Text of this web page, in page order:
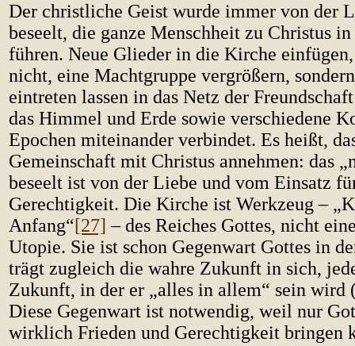
Der christliche Geist wurde immer von der
beseelt, die ganze Menschheit zu Christus
führen. Neue Glieder in die Kirche
nicht, eine Machtgruppe vergrößern,
eintreten lassen in das Netz der
das Himmel und Erde sowie verschiedene
Epochen miteinander verbindet. Es heißt,
Gemeinschaft mit Christus annehmen: das
beseelt ist von der Liebe und vom Einsatz
Gerechtigkeit. Die Kirche ist Werkzeug –
Anfang“[27] – des Reiches Gottes, nicht
Utopie. Sie ist schon Gegenwart Gottes in
trägt zugleich die wahre Zukunft in sich,
Zukunft, in der er „alles in allem“ sein wird
Diese Gegenwart ist notwendig, weil nur
wirklich Frieden und Gerechtigkeit bringen